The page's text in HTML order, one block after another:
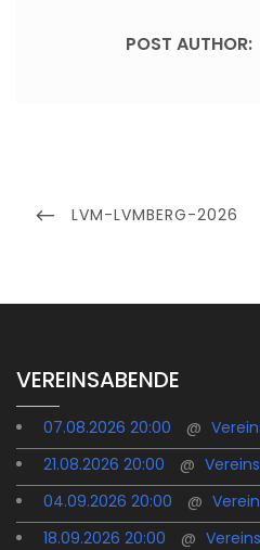
POST AUTHOR:
PREVIOUS
LVM-LVMBERG-2026
VEREINSABENDE
07.08.2026 20:00 @
21.08.2026 20:00
@
04.09.2026 20:00
@
18.09.2026 20:00
@